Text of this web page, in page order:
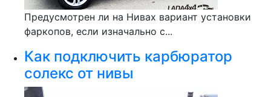
Предусмотрен ли на Нивах вариант установки
фаркопов, если изначально с...
Как подключить карбюратор
солекс от нивы